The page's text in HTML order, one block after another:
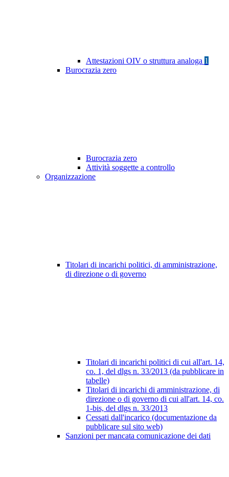
Attestazioni OIV o struttura analoga 1
Burocrazia zero
Burocrazia zero
Attività soggette a controllo
Organizzazione
Titolari di incarichi politici, di amministrazione,
di direzione o di governo
Titolari di incarichi politici di cui all'art. 14,
co. 1, del dlgs n. 33/2013 (da pubblicare in
tabelle)
Titolari di incarichi di amministrazione, di
direzione o di governo di cui all'art. 14, co.
1-bis, del dlgs n. 33/2013
Cessati dall'incarico (documentazione da
pubblicare sul sito web)
Sanzioni per mancata comunicazione dei dati